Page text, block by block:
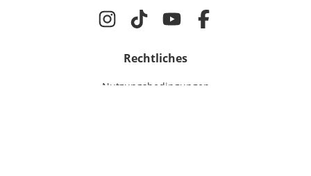
Rechtliches
Nutzungsbedingungen